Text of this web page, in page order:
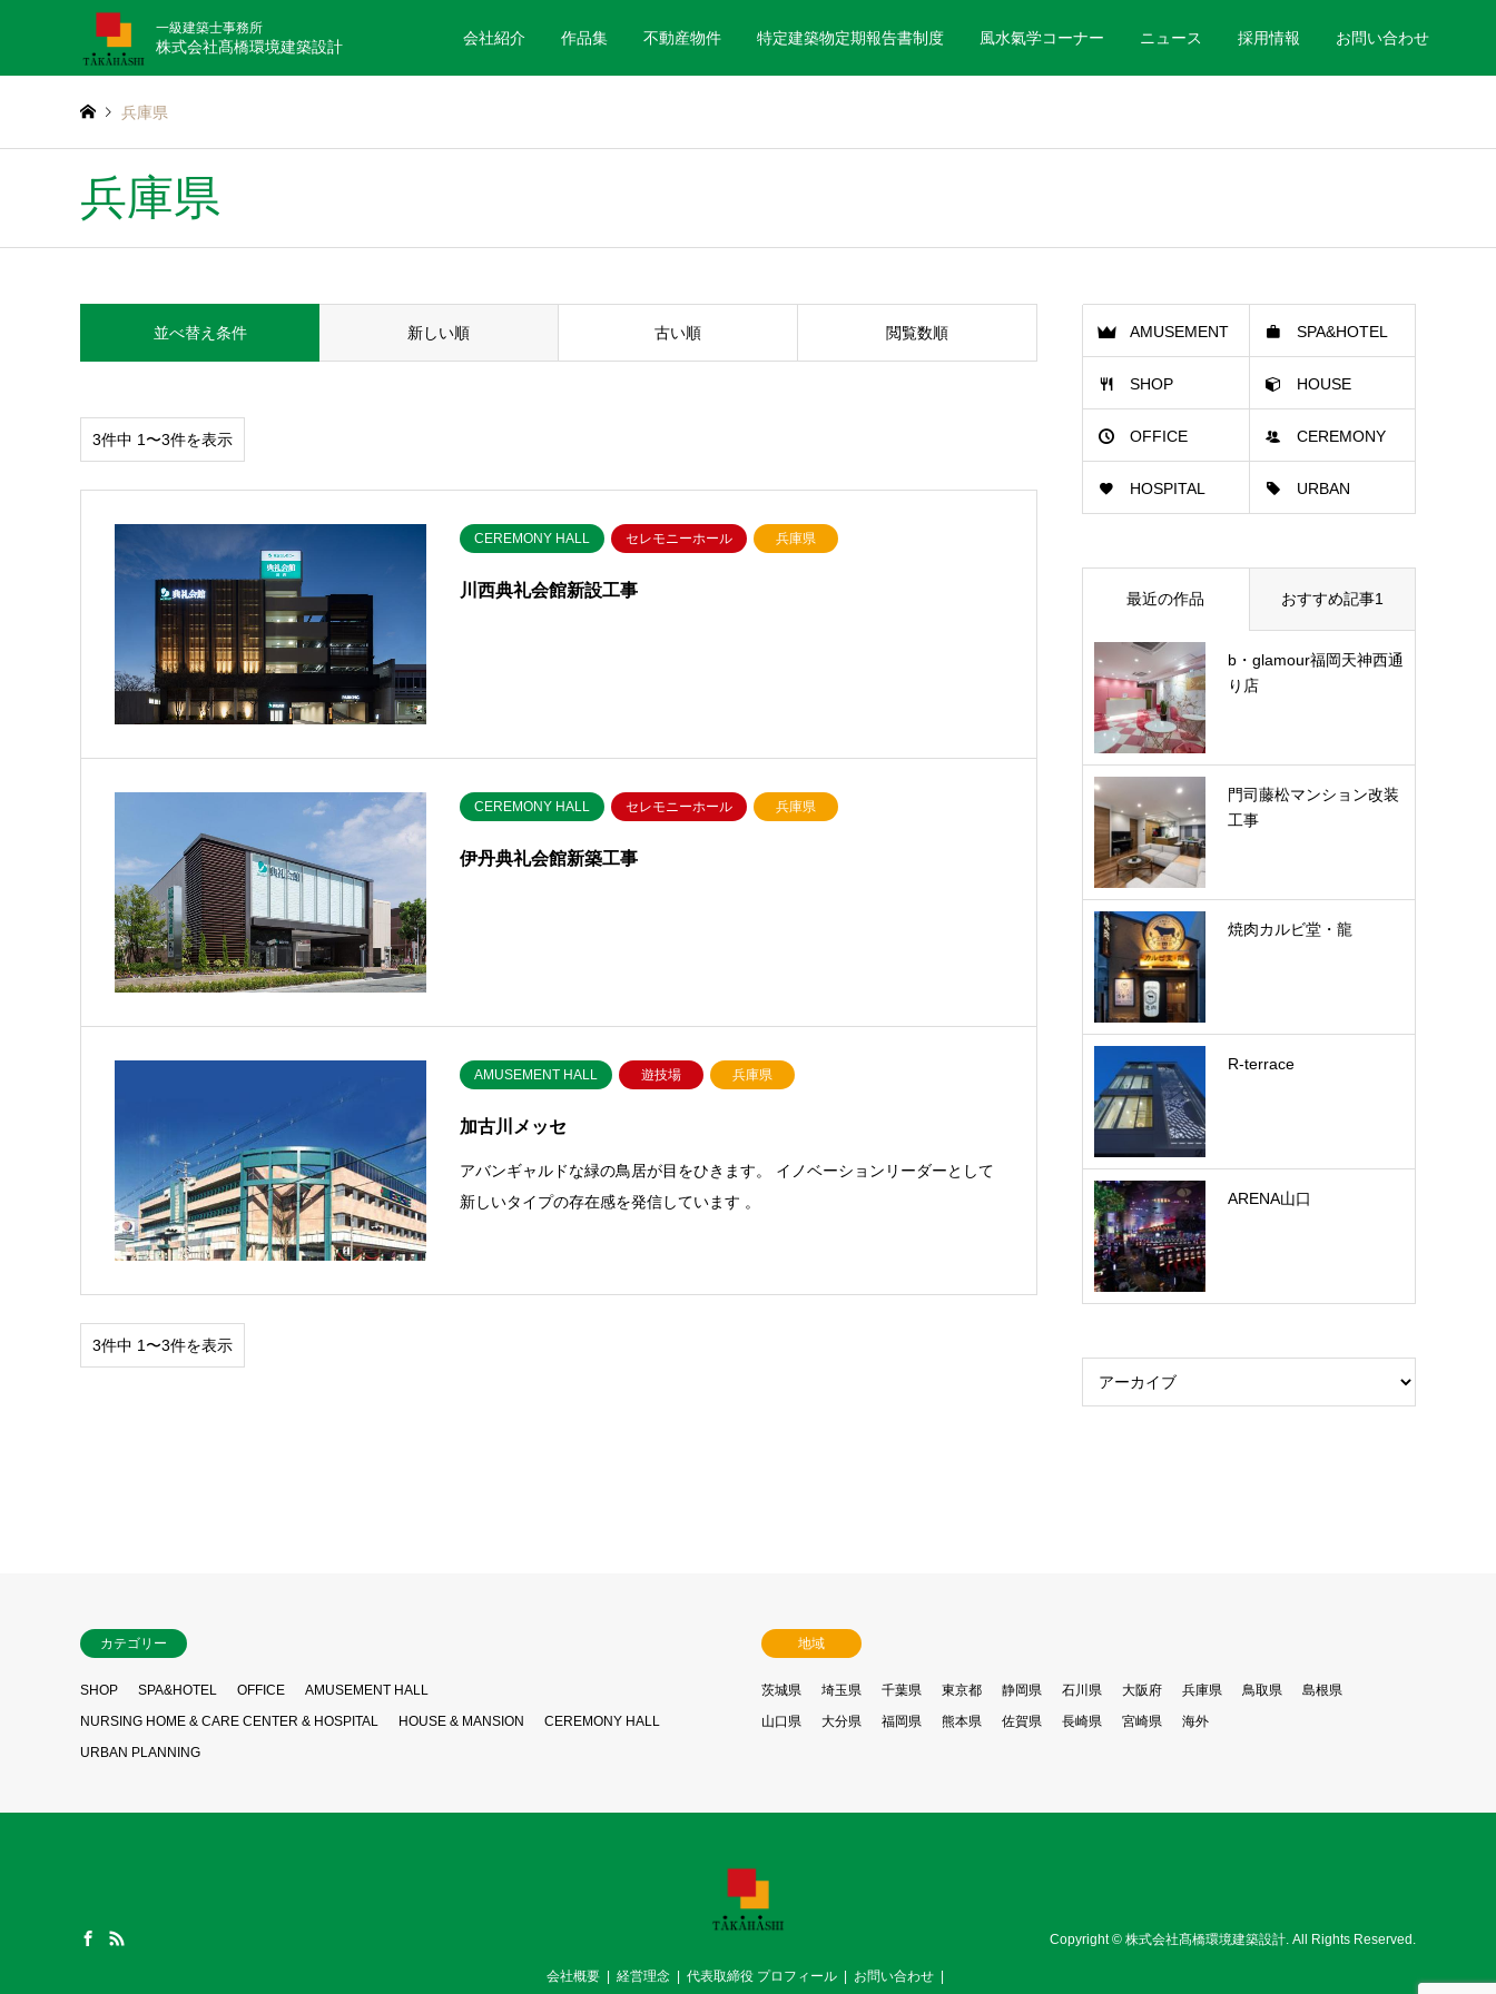
一級建築士事務所
株式会社髙橋環境建築設計
会社紹介 作品集 不動産物件 特定建築物定期報告書制度 風水氣学コーナー ニュース 採用情報 お問い合わせ
兵庫県
兵庫県
並べ替え条件 新しい順 古い順 閲覧数順
3件中 1〜3件を表示
CEREMONY HALL セレモニーホール 兵庫県
川西典礼会館新設工事
CEREMONY HALL セレモニーホール 兵庫県
伊丹典礼会館新築工事
AMUSEMENT HALL 遊技場 兵庫県
加古川メッセ
アバンギャルドな緑の鳥居が目をひきます。 イノベーションリーダーとして
新しいタイプの存在感を発信しています 。
3件中 1〜3件を表示
AMUSEMENT
HALL
SPA&HOTEL
SHOP HOUSE
OFFICE CEREMONY
HALL
HOSPITAL URBAN
最近の作品 おすすめ記事1
b・glamour福岡天神西通
り店
門司藤松マンション改装
工事
焼肉カルビ堂・龍
R-terrace
ARENA山口
カテゴリー
SHOP SPA&HOTEL OFFICE
AMUSEMENT HALL
NURSING HOME & CARE CENTER & HOSPITAL
HOUSE & MANSION
CEREMONY HALL
URBAN PLANNING
地域
茨城県 埼玉県 千葉県 東京都 静岡県 石川県 大阪府 兵庫県 鳥取県
島根県
山口県
大分県 福岡県 熊本県 佐賀県 長崎県 宮崎県 海外
会社概要 経営理念 代表取締役 プロフィール お問い合わせ
Copyright© 株式会社髙橋環境建築設計 . All Rights Reserved.